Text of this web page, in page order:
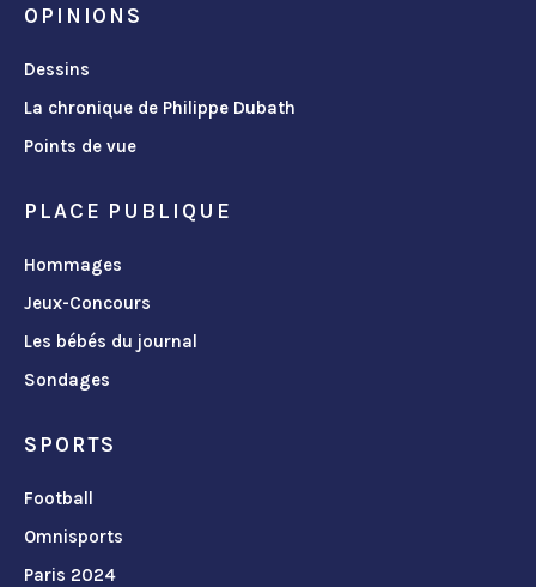
OPINIONS
Dessins
La chronique de Philippe Dubath
Points de vue
PLACE PUBLIQUE
Hommages
Jeux-Concours
Les bébés du journal
Sondages
SPORTS
Football
Omnisports
Paris 2024